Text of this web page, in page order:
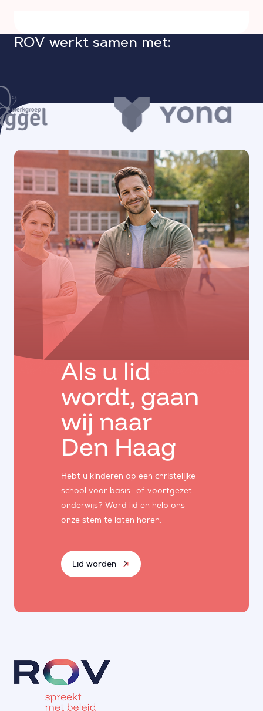
ROV werkt samen met:
Als u lid
wordt, gaan
wij naar
Den Haag
Hebt u kinderen op een christelijke
school voor basis- of voortgezet
onderwijs? Word lid en help ons
onze stem te laten horen.
Lid worden